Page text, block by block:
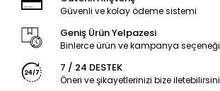
Güvenli ve kolay ödeme sistemi
Geniş Ürün Yelpazesi
Binlerce ürün ve kampanya seçeneği
7 / 24 DESTEK
Öneri ve şikayetlerinizi bize